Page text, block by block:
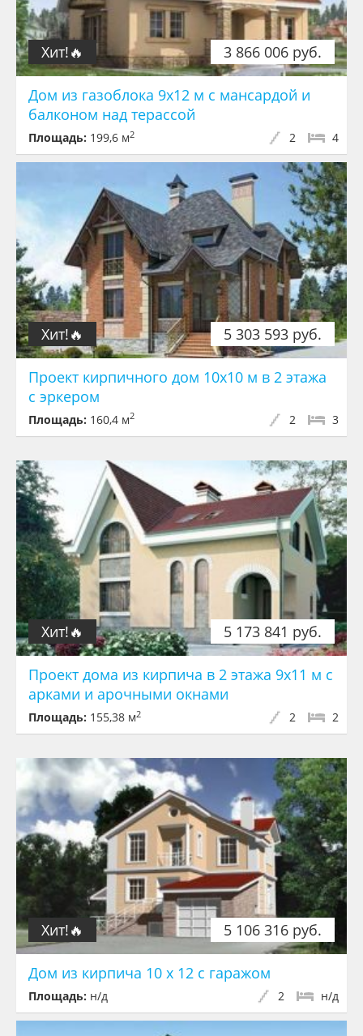
3 866 006 руб.
Хит!🔥
Дом из газоблока 9х12 м с мансардой и
балконом над терассой
Площадь: 199,6 м2 4
2
5 303 593 руб.
Хит!🔥
Проект кирпичного дом 10х10 м в 2 этажа
с эркером
Площадь: 160,4 м2 3
2
5 173 841 руб.
Хит!🔥
Проект дома из кирпича в 2 этажа 9х11 м с
арками и арочными окнами
Площадь: 155,38 м2 2
2
5 106 316 руб.
Хит!🔥
Дом из кирпича 10 х 12 с гаражом
Площадь: н/д н/д
2